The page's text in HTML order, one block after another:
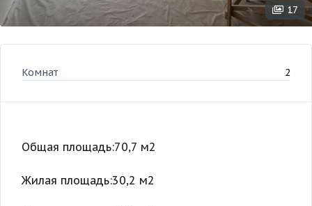
17
Комнат 2
Общая площадь:70,7 м2
Жилая площадь:30,2 м2